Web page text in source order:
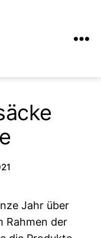
Jahr über
Rahmen der